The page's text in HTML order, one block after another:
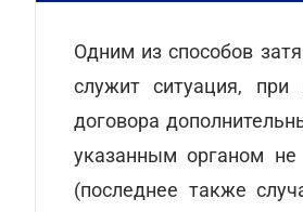
Одним из способов
служит ситуация, при
договора
указанным органом не
(последнее также